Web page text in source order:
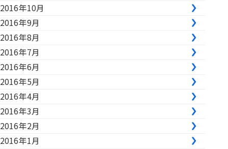
2016年10月
2016年9月
2016年8月
2016年7月
2016年6月
2016年5月
2016年4月
2016年3月
2016年2月
2016年1月